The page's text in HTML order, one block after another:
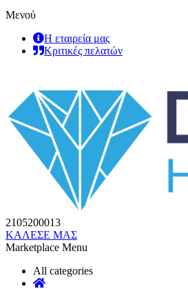
Μενού
Η εταιρεία μας
Κριτικές πελατών
2105200013
ΚΑΛΕΣΕ ΜΑΣ
Marketplace Menu
All categories